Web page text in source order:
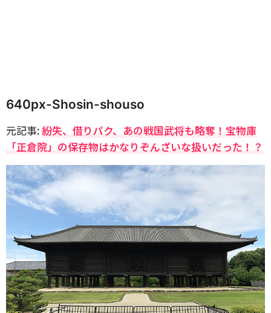
640px-Shosin-shouso
元記事:紛失、借りパク、あの戦国武将も略奪！宝物庫
「正倉院」の保存物はかなりぞんざいな扱いだった！？